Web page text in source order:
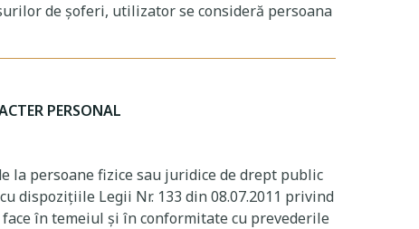
de șoferi, utilizator se consideră persoana
PERSONAL
la persoane fizice sau juridice de drept public
dispozițiile Legii Nr. 133 din 08.07.2011 privind
în temeiul și în conformitate cu prevederile